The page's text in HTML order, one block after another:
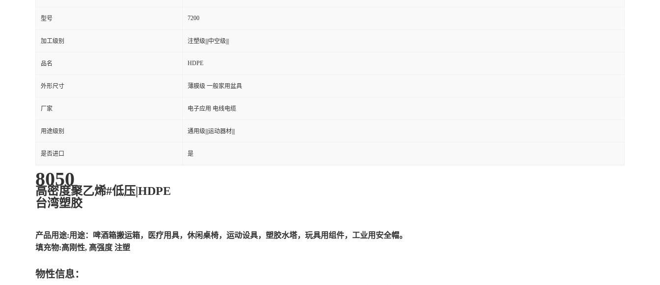
型号 7200
加工级别 注塑级|||中空级|||
品名 HDPE
外形尺寸 薄膜级 一般家用盆具
厂家 电子应用 电线电缆
用途级别 通用级|||运动器材|||
是否进口 是
8050
高密度聚乙烯#低压|HDPE
台湾塑胶
产品用途:用途：啤酒箱搬运箱，医疗用具，休闲桌椅，运动设具，塑胶水塔，玩具用组件，工业用安全帽。
填充物:高刚性, 高强度 注塑
物性信息：